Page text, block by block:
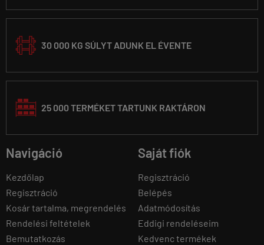
30 000 KG SÚLYT ADUNK EL ÉVENTE
25 000 TERMÉKET TARTUNK RAKTÁRON
Navigáció
Kezdőlap
Regisztráció
Kosár tartalma, megrendelés
Rendelési feltételek
Bemutatkozás
Saját fiók
Regisztráció
Belépés
Adatmódosítás
Eddigi rendeléseim
Kedvenc termékek